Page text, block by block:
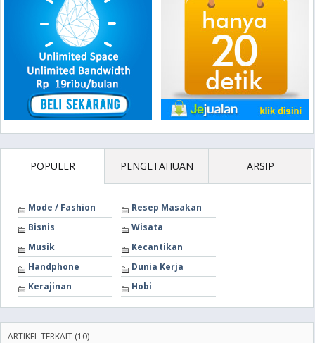
POPULER PENGETAHUAN ARSIP
Mode / Fashion
Resep Masakan
Bisnis
Wisata
Musik
Kecantikan
Handphone
Dunia Kerja
Kerajinan
Hobi
ARTIKEL TERKAIT (10)